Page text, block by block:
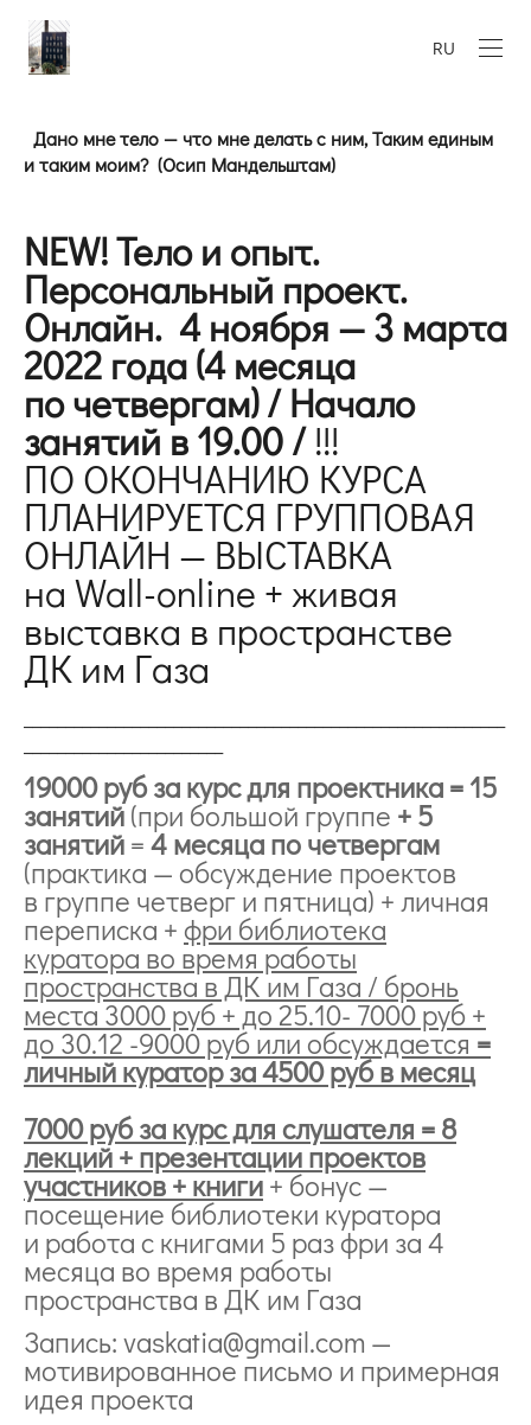
RU
Дано мне тело — что мне делать с ним, Таким единым
и таким моим? (Осип Мандельштам)
NEW! Тело и опыт.
Персональный проект.
Онлайн. 4 ноября — 3 марта
2022 года (4 месяца
по четвергам) /Начало
занятий в 19.00 /!!!
ПО ОКОНЧАНИЮ КУРСА
ПЛАНИРУЕТСЯ ГРУППОВАЯ
ОНЛАЙН — ВЫСТАВКА
на Wall-online + живая
выставка в пространстве
ДК им Газа
19000 руб за курс для проектника = 15
занятий(при большой группе + 5
занятий=4 месяца по четвергам
(практика — обсуждение проектов
в группе четверг и пятница) + личная
переписка + фри библиотека
куратора во время работы
пространства в ДК им Газа / бронь
места 3000 руб + до 25.10- 7000 руб +
до 30.12 -9000 руб или обсуждается=
личный куратор за 4500 руб в месяц
7000 руб за курс для слушателя = 8
лекций + презентации проектов
участников + книги+ бонус —
посещение библиотеки куратора
и работа с книгами 5 раз фри за 4
месяца во время работы
пространства в ДК им Газа
Запись: vaskatia@gmail.com —
мотивированное письмо и примерная
идея проекта